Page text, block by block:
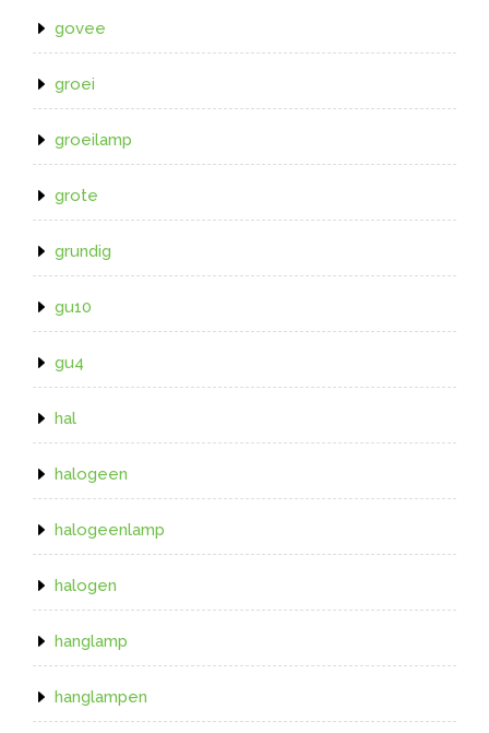
govee
groei
groeilamp
grote
grundig
gu10
gu4
hal
halogeen
halogeenlamp
halogen
hanglamp
hanglampen